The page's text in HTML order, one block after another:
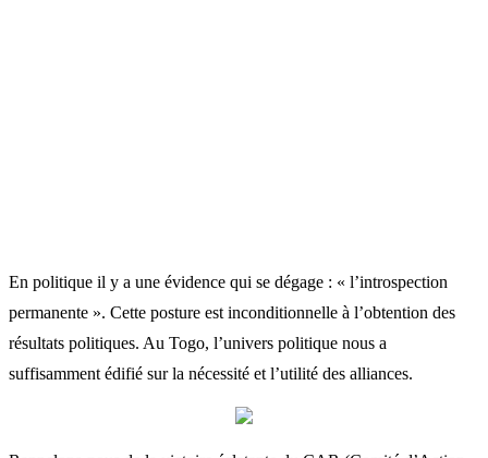
En politique il y a une évidence qui se dégage : « l’introspection
permanente ». Cette posture est inconditionnelle à l’obtention des
résultats politiques. Au Togo, l’univers politique nous a
suffisamment édifié sur la nécessité et l’utilité des alliances.